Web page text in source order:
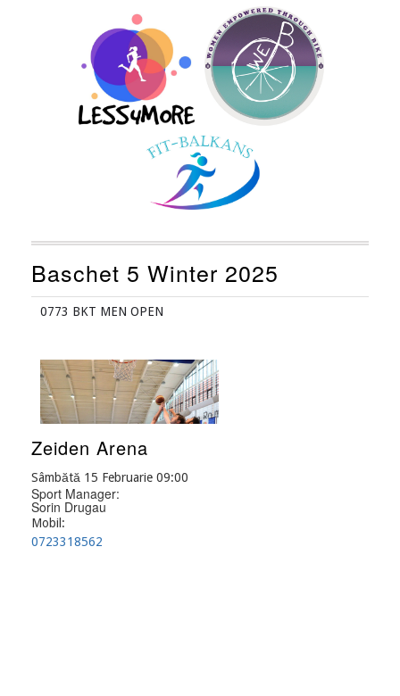
Baschet 5 Winter 2025
0773 BKT MEN OPEN
Zeiden Arena
Sâmbătă 15 Februarie 09:00
Sport Manager:
Sorin Drugau
Mobil:
0723318562